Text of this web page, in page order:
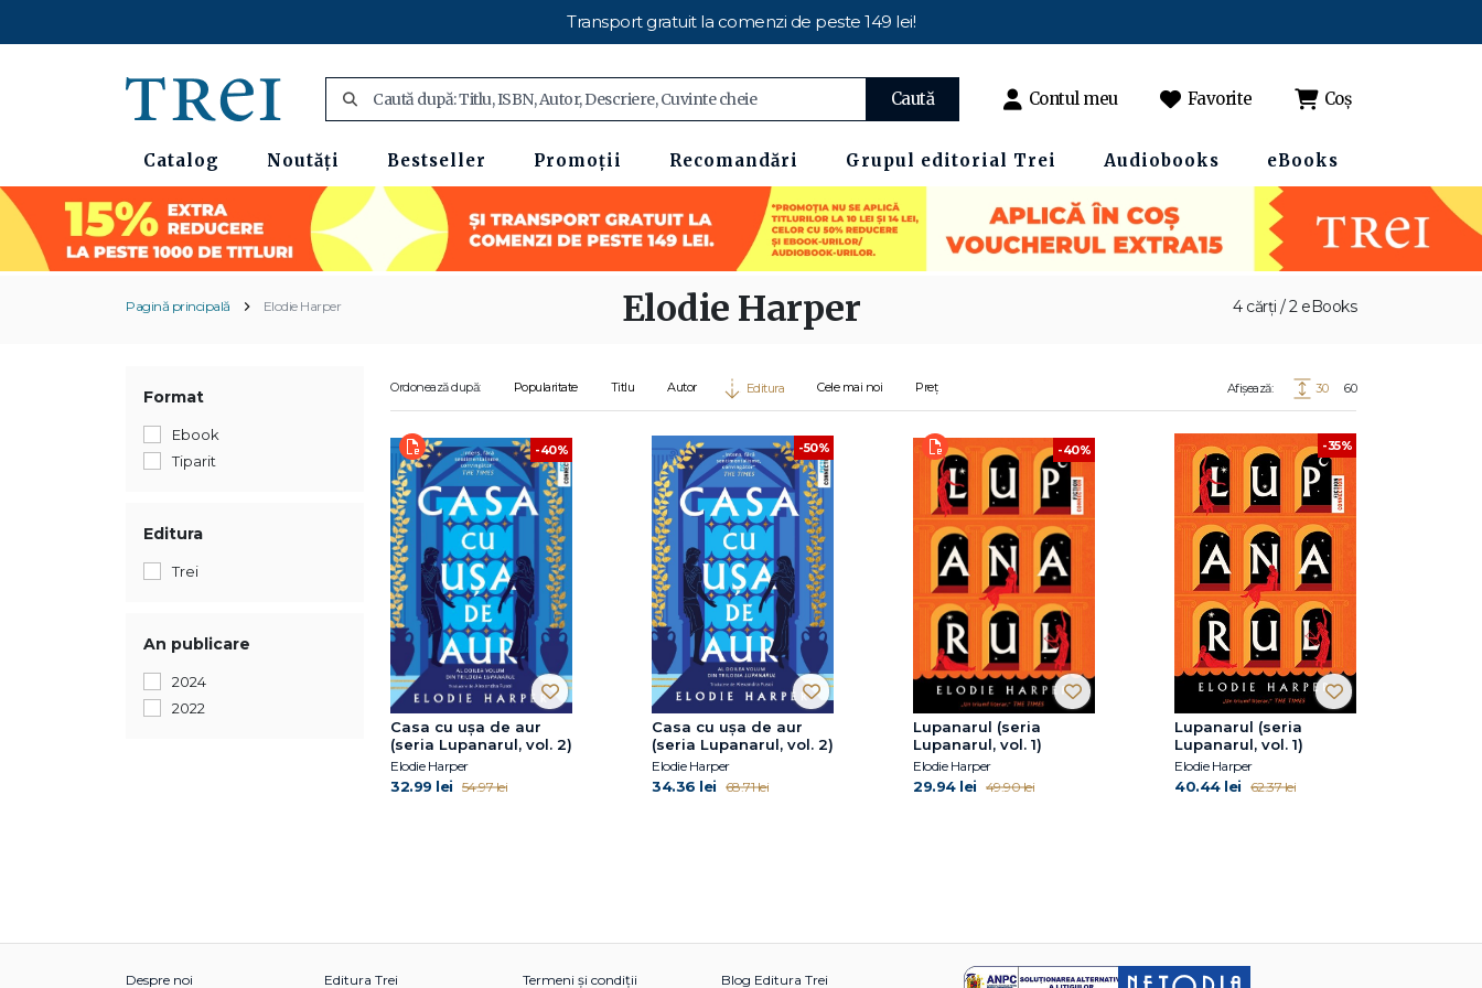
Transport gratuit la comenzi de peste 149 lei!
Caută Contul meu Favorite Coș
Catalog Noutăți Bestseller Promoții Recomandări Grupul editorial Trei Audiobooks eBooks
Pagină principală Elodie Harper 4 cărți / 2 eBooks
Elodie Harper
Format
Ebook
Tiparit
Editura
Trei
An publicare
2024
2022
Ordonează după: Popularitate Titlu Autor Editura Cele mai noi Preț Afișează: 30 60
-40%
Casa cu ușa de aur
(seria Lupanarul, vol. 2)
Elodie Harper
32.99 lei 54.97 lei
-50%
Casa cu ușa de aur
(seria Lupanarul, vol. 2)
Elodie Harper
34.36 lei 68.71 lei
-40%
Lupanarul (seria
Lupanarul, vol. 1)
Elodie Harper
29.94 lei 49.90 lei
-35%
Lupanarul (seria
Lupanarul, vol. 1)
Elodie Harper
40.44 lei 62.37 lei
Despre noi Editura Trei Termeni și condiții Blog Editura Trei